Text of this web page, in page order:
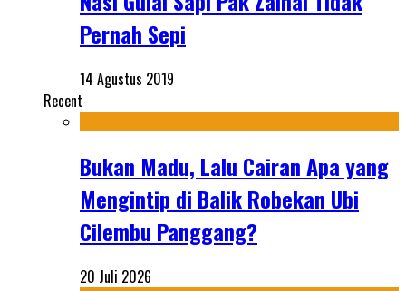
Pernah Sepi
14 Agustus 2019
Recent
Bukan Madu, Lalu Cairan Apa yang
Mengintip di Balik Robekan Ubi
Cilembu Panggang?
20 Juli 2026